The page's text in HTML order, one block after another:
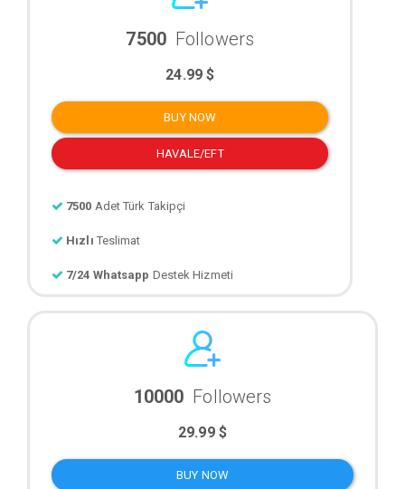
7500 Followers
24.99 $
BUY NOW
HAVALE/EFT
7500 Adet Türk Takipçi
Hızlı Teslimat
7/24 Whatsapp Destek Hizmeti
10000 Followers
29.99 $
BUY NOW